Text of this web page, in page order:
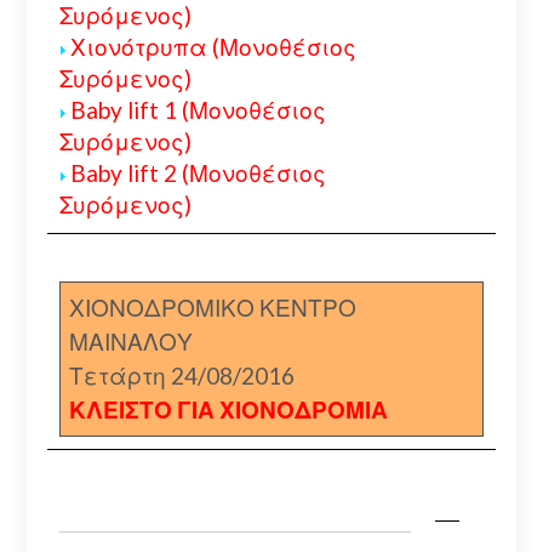
Συρόμενος)
Χιονότρυπα (Μονοθέσιος
Συρόμενος)
Baby lift 1 (Μονοθέσιος
Συρόμενος)
Baby lift 2 (Μονοθέσιος
Συρόμενος)
ΧΙΟΝΟΔΡΟΜΙΚΟ ΚΕΝΤΡΟ
ΜΑΙΝΑΛΟΥ
Τετάρτη 24/08/2016
ΚΛΕΙΣΤΟ ΓΙΑ ΧΙΟΝΟΔΡΟΜΙΑ